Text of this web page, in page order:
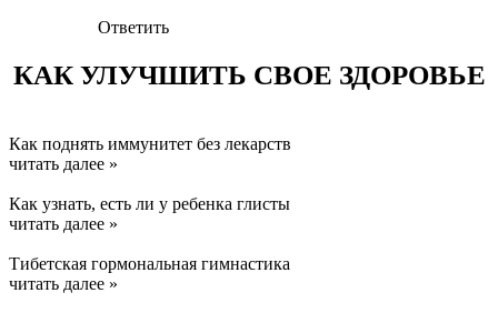
Ответить
КАК УЛУЧШИТЬ СВОЕ ЗДОРОВЬЕ
Как поднять иммунитет без лекарств
читать далее »
Как узнать, есть ли у ребенка глисты
читать далее »
Тибетская гормональная гимнастика
читать далее »